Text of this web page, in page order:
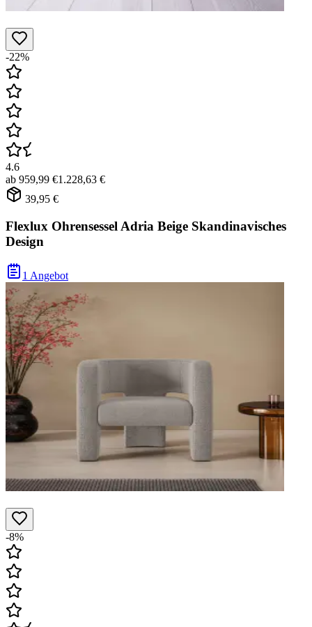
-22%
4.6
ab 959,99 €1.228,63 €
39,95 €
Flexlux Ohrensessel Adria Beige Skandinavisches
Design
1 Angebot
-8%